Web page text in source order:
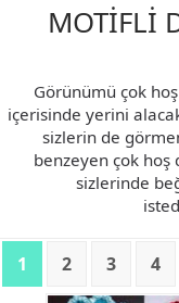
MOTİFLİ
Görünümü çok
içerisinde yerini
sizlerin de
benzeyen çok
sizlerinde
1 2 3 4